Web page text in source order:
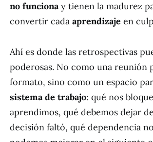
no funcionay tienen la madurez
convertir cada aprendizaje en
Ahí es donde las retrospectivas
poderosas. No como una reunión
formato, sino como un espacio
sistema de trabajo: qué nos
aprendimos, qué debemos dejar
decisión faltó, qué dependencia